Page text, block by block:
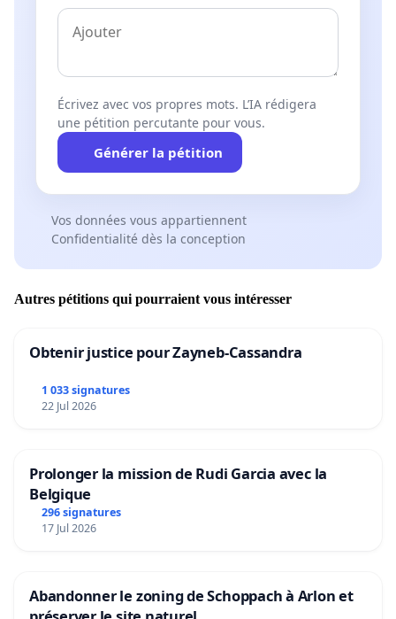
Écrivez avec vos propres mots. L’IA rédigera
une pétition percutante pour vous.
Générer la pétition
Vos données vous appartiennent
Confidentialité dès la conception
Autres pétitions qui pourraient vous intéresser
Obtenir justice pour Zayneb-Cassandra
1 033 signatures
22 Jul 2026
Prolonger la mission de Rudi Garcia avec la
Belgique
296 signatures
17 Jul 2026
Abandonner le zoning de Schoppach à Arlon et